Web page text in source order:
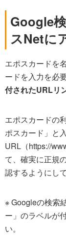
Google
スNetに
エポスカードを
ードを入力を必
付されたURLリ
エポスカードの
ポスカード」と
URL（https://
て、確実に正規
認するようにし
※ Googleの検索
ー」のラベルが
い。